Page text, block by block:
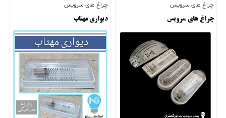
چراغ های سرویس
چراغ های سرویس
چراغ های سرویس
دیواری مهتاب